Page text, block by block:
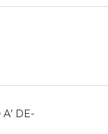
A’ DE-